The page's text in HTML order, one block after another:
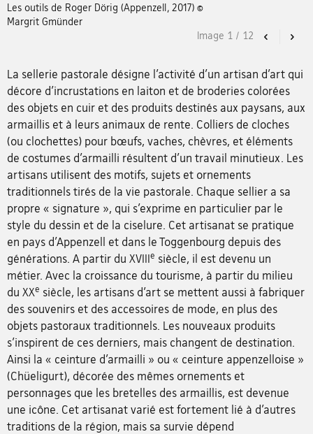
Les outils de Roger Dörig (Appenzell, 2017) ©
Margrit Gmünder
Previous
Image 1 / 12
La sellerie pastorale désigne l’activité d’un artisan d’art qui
décore d’incrustations en laiton et de broderies colorées
des objets en cuir et des produits destinés aux paysans, aux
armaillis et à leurs animaux de rente. Colliers de cloches
(ou clochettes) pour bœufs, vaches, chèvres, et éléments
de costumes d’armailli résultent d’un travail minutieux. Les
artisans utilisent des motifs, sujets et ornements
traditionnels tirés de la vie pastorale. Chaque sellier a sa
propre « signature », qui s’exprime en particulier par le
style du dessin et de la ciselure. Cet artisanat se pratique
en pays d’Appenzell et dans le Toggenbourg depuis des
générations. A partir du XVIIIe siècle, il est devenu un
métier. Avec la croissance du tourisme, à partir du milieu
du XXe siècle, les artisans d’art se mettent aussi à fabriquer
des souvenirs et des accessoires de mode, en plus des
objets pastoraux traditionnels. Les nouveaux produits
s’inspirent de ces derniers, mais changent de destination.
Ainsi la « ceinture d’armailli » ou « ceinture appenzelloise »
(Chüeligurt), décorée des mêmes ornements et
personnages que les bretelles des armaillis, est devenue
une icône. Cet artisanat varié est fortement lié à d’autres
traditions de la région, mais sa survie dépend